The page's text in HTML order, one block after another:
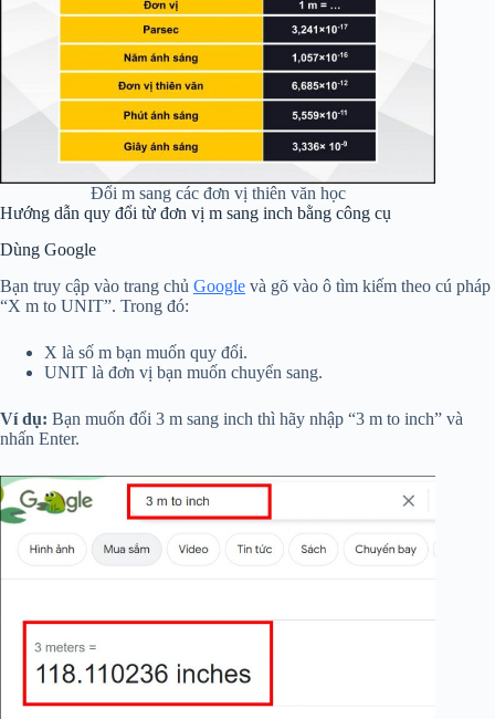
Đổi m sang các đơn vị thiên văn học
Hướng dẫn quy đổi từ đơn vị m sang inch bằng công cụ
Dùng Google
Bạn truy cập vào trang chủ Google và gõ vào ô tìm kiếm theo cú pháp
“X m to UNIT”. Trong đó:
X là số m bạn muốn quy đổi.
UNIT là đơn vị bạn muốn chuyển sang.
Ví dụ: Bạn muốn đổi 3 m sang inch thì hãy nhập “3 m to inch” và
nhấn Enter.